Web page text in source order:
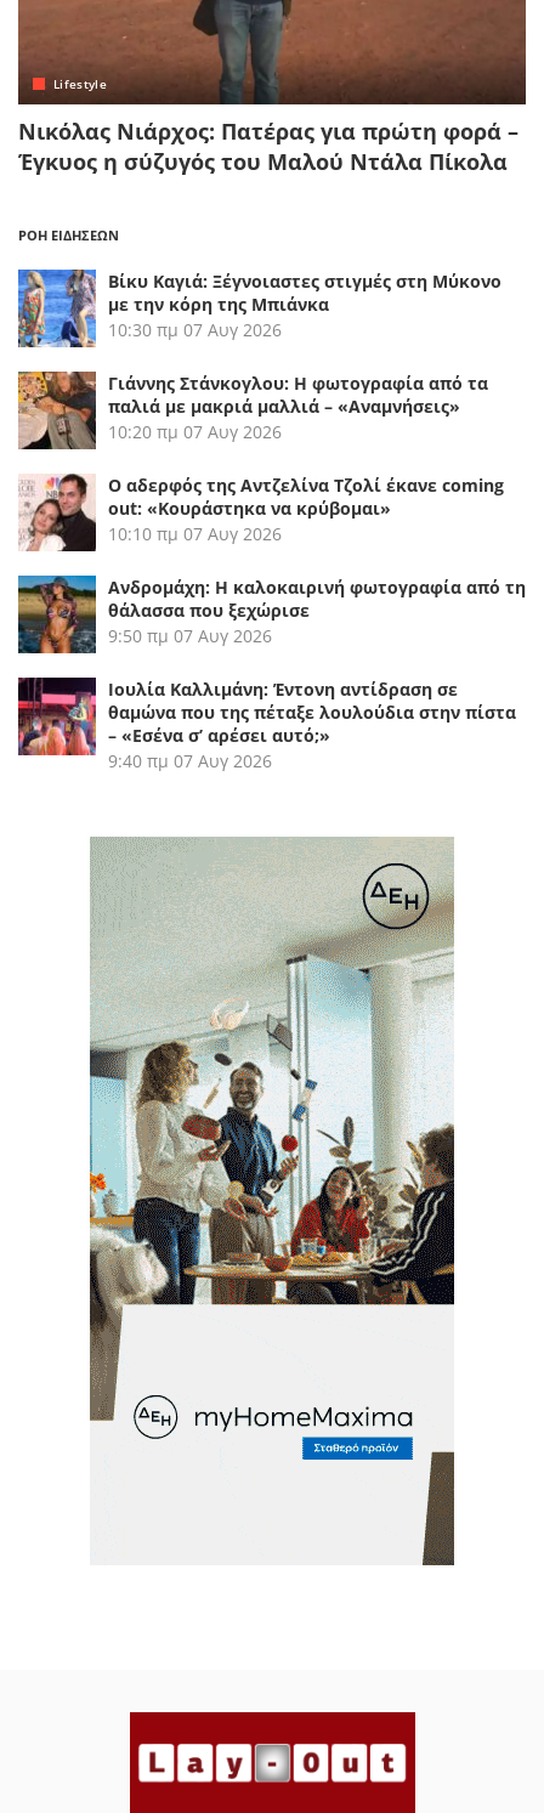
Lifestyle
Νικόλας Νιάρχος: Πατέρας για πρώτη φορά –
Έγκυος η σύζυγός του Μαλού Ντάλα Πίκολα
ΡΟΗ ΕΙΔΗΣΕΩΝ
Βίκυ Καγιά: Ξέγνοιαστες στιγμές στη Μύκονο
με την κόρη της Μπιάνκα
10:30 πμ 07 Αυγ 2026
Γιάννης Στάνκογλου: Η φωτογραφία από τα
παλιά με μακριά μαλλιά – «Αναμνήσεις»
10:20 πμ 07 Αυγ 2026
Ο αδερφός της Αντζελίνα Τζολί έκανε coming
out: «Κουράστηκα να κρύβομαι»
10:10 πμ 07 Αυγ 2026
Ανδρομάχη: Η καλοκαιρινή φωτογραφία από τη
θάλασσα που ξεχώρισε
9:50 πμ 07 Αυγ 2026
Ιουλία Καλλιμάνη: Έντονη αντίδραση σε
θαμώνα που της πέταξε λουλούδια στην πίστα
– «Εσένα σ’ αρέσει αυτό;»
9:40 πμ 07 Αυγ 2026